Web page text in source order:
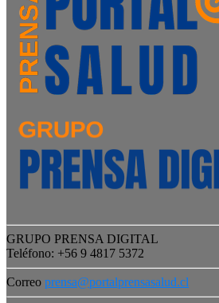
GRUPO PRENSA DIGITAL
Teléfono: +56 9 4817 5372
Correo prensa@portalprensasalud.cl